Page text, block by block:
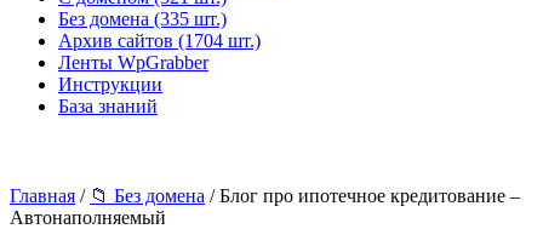
Без домена (335 шт.)
Архив сайтов (1704 шт.)
Ленты WpGrabber
Инструкции
База знаний
Главная / 📁 Без домена / Блог про ипотечное кредитование –
Автонаполняемый